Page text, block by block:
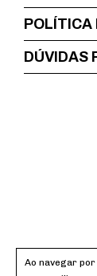
Ao navegar
POLÍTICA
DÚVIDAS